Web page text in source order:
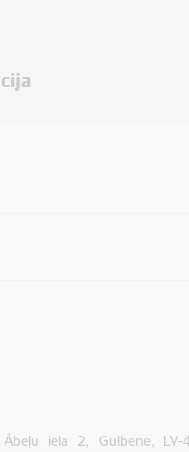
ielā 2, Gulbenē, LV-